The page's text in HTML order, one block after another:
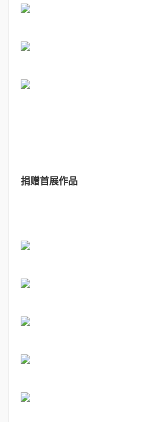
捐赠首展作品